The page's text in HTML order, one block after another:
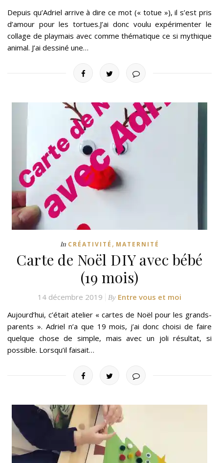
Depuis qu’Adriel arrive à dire ce mot (« totue »), il s’est pris
d’amour pour les tortues.J’ai donc voulu expérimenter le
collage de playmais avec comme thématique ce si mythique
animal. J’ai dessiné une…
In CRÉATIVITÉ , MATERNITÉ
Carte de Noël DIY avec bébé
(19 mois)
14 décembre 2019 By Entre vous et moi
Aujourd’hui, c’était atelier « cartes de Noël pour les grands-
parents ». Adriel n’a que 19 mois, j’ai donc choisi de faire
quelque chose de simple, mais avec un joli résultat, si
possible. Lorsqu’il faisait…